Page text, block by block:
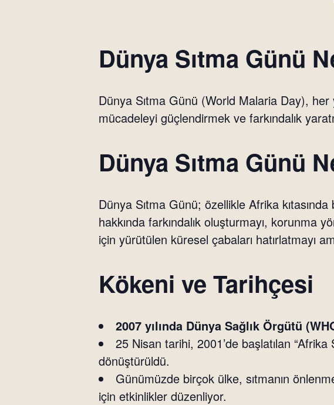
Dünya Sıtma Günü
Dünya Sıtma Günü (World Malaria Day), her
mücadeleyi güçlendirmek ve farkındalık
Dünya Sıtma Günü
Dünya Sıtma Günü; özellikle Afrika
hakkında farkındalık oluşturmayı, korunma
için yürütülen küresel çabaları hatırlatmayı
Kökeni ve Tarihçesi
2007 yılında Dünya Sağlık Örgütü
25 Nisan tarihi, 2001’de başlatılan
dönüştürüldü.
Günümüzde birçok ülke, sıtmanın
için etkinlikler düzenliyor.